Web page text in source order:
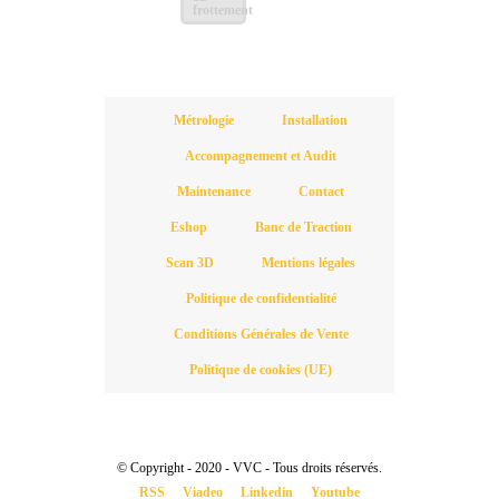
frottement
Métrologie Installation
Accompagnement et Audit
Maintenance Contact
Eshop Banc de Traction
Scan 3D Mentions légales
Politique de confidentialité
Conditions Générales de Vente
Politique de cookies (UE)
© Copyright - 2020 - VVC - Tous droits réservés.
RSS
Viadeo Linkedin Youtube